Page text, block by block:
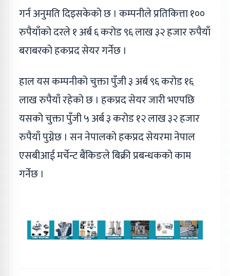
गर्न अनुमति दिइसकेको छ । कम्पनीले प्रतिकित्ता १००
रुपैयाँको दरले १ अर्ब ६ करोड ९६ लाख ३२ हजार रुपैयाँ
बराबरको हकप्रद सेयर गर्नेछ ।
हाल यस कम्पनीको चुक्ता पुँजी ३ अर्ब ९६ करोड १६
लाख रुपैयाँ रहेको छ । हकप्रद सेयर जारी भएपछि
यसको चुक्ता पुँजी ५ अर्ब ३ करोड १२ लाख ३२ हजार
रुपैयाँ पुग्नेछ । सन नेपालको हकप्रद सेयरमा नेपाल
एसबीआई मर्चेन्ट बैंकिङले बिक्री प्रबन्धकको काम
गर्नेछ ।